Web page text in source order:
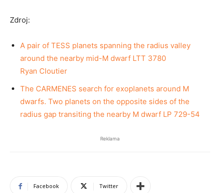
Zdroj:
A pair of TESS planets spanning the radius valley
around the nearby mid-M dwarf LTT 3780
Ryan Cloutier
The CARMENES search for exoplanets around M
dwarfs. Two planets on the opposite sides of the
radius gap transiting the nearby M dwarf LP 729-54
Reklama
Facebook Twitter